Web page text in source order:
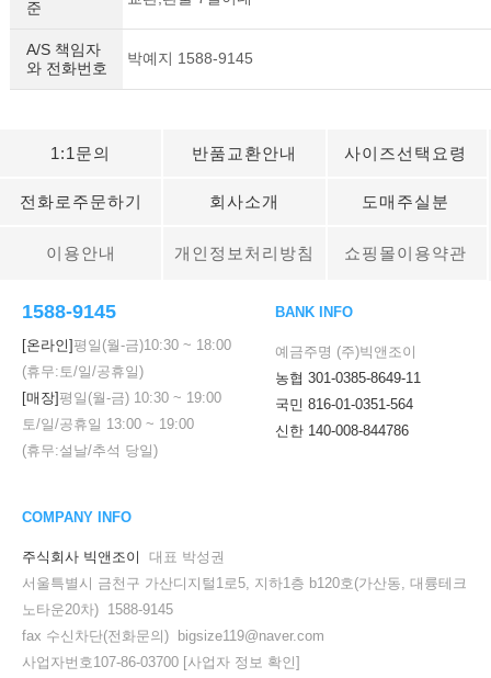
준
A/S 책임자
와 전화번호
박예지 1588-9145
1:1문의 반품교환안내 사이즈선택요령
전화로주문하기 회사소개 도매주실분
이용안내 개인정보처리방침 쇼핑몰이용약관
1588-9145
[온라인]평일(월-금)10:30 ~ 18:00
(휴무:토/일/공휴일)
[매장]평일(월-금) 10:30 ~ 19:00
토/일/공휴일 13:00 ~ 19:00
(휴무:설날/추석 당일)
BANK INFO
예금주명 (주)빅앤조이
농협 301-0385-8649-11
국민 816-01-0351-564
신한 140-008-844786
COMPANY INFO
주식회사 빅앤조이
대표 박성권
서울특별시 금천구 가산디지털1로5, 지하1층 b120호(가산동, 대륭테크
노타운20차) 1588-9145
fax 수신차단(전화문의) bigsize119@naver.com
사업자번호107-86-03700 [사업자 정보 확인]